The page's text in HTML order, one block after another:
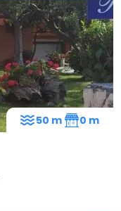
50 m 0 m